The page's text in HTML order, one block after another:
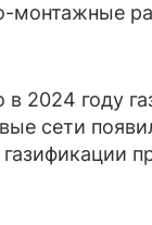
монтажные
2024 году
сети